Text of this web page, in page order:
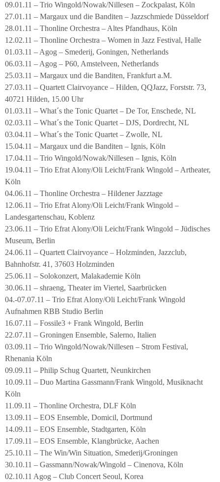
09.01.11 – Trio Wingold/Nowak/Nillesen – Zockpalast, Köln
27.01.11 – Margaux und die Banditen – Jazzschmiede Düsseldorf
28.01.11 – Thonline Orchestra – Altes Pfandhaus, Köln
12.02.11 – Thonline Orchestra – Women in Jazz Festival, Halle
01.03.11 – Agog – Smederij, Goningen, Netherlands
06.03.11 – Agog – P60, Amstelveen, Netherlands
25.03.11 – Margaux und die Banditen, Frankfurt a.M.
27.03.11 – Quartett Clairvoyance – Hilden, QQJazz, Forststr. 73,
40721 Hilden, 15.00 Uhr
01.03.11 – What´s the Tonic Quartet – De Tor, Enschede, NL
02.03.11 – What´s the Tonic Quartet – DJS, Dordrecht, NL
03.04.11 – What´s the Tonic Quartet – Zwolle, NL
15.04.11 – Margaux und die Banditen – Ignis, Köln
17.04.11 – Trio Wingold/Nowak/Nillesen – Ignis, Köln
19.04.11 – Trio Efrat Alony/Oli Leicht/Frank Wingold – Artheater,
Köln
04.06.11 – Thonline Orchestra – Hildener Jazztage
12.06.11 – Trio Efrat Alony/Oli Leicht/Frank Wingold –
Landesgartenschau, Koblenz
23.06.11 – Trio Efrat Alony/Oli Leicht/Frank Wingold – Jüdisches
Museum, Berlin
24.06.11 – Quartett Clairvoyance – Holzminden, Jazzclub,
Bahnhofstr. 41, 37603 Holzminden
25.06.11 – Solokonzert, Malakademie Köln
30.06.11 – shraeng, Theater im Viertel, Saarbrücken
04.-07.07.11 – Trio Efrat Alony/Oli Leicht/Frank Wingold
Aufnahmen RBB Studio Berlin
16.07.11 – Fossile3 + Frank Wingold, Berlin
22.07.11 – Groningen Ensemble, Salerno, Italien
03.09.11 – Trio Wingold/Nowak/Nillesen – Strom Festival,
Rhenania Köln
09.09.11 – Philip Schug Quartett, Neunkirchen
10.09.11 – Duo Martina Gassmann/Frank Wingold, Musiknacht
Köln
11.09.11 – Thonline Orchestra, DLF Köln
13.09.11 – EOS Ensemble, Domicil, Dortmund
14.09.11 – EOS Ensemble, Stadtgarten, Köln
17.09.11 – EOS Ensemble, Klangbrücke, Aachen
25.10.11 – The Win/Win Situation, Smederij/Groningen
30.10.11 – Gassmann/Nowak/Wingold – Cinenova, Köln
02.10.11 Agog – Club Concert Seoul, Korea